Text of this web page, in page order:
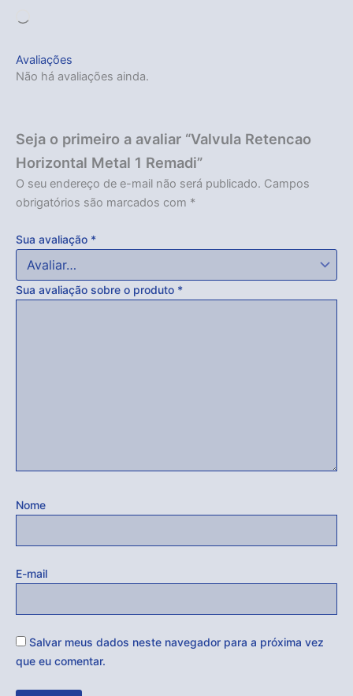
Avaliações
Não há avaliações ainda.
Seja o primeiro a avaliar “Valvula Retencao
Horizontal Metal 1 Remadi”
O seu endereço de e-mail não será publicado. Campos
obrigatórios são marcados com *
Sua avaliação *
Sua avaliação sobre o produto *
Nome
E-mail
Salvar meus dados neste navegador para a próxima vez
que eu comentar.